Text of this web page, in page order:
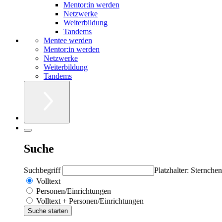
Mentor:in werden
Netzwerke
Weiterbildung
Tandems
Mentee werden
Mentor:in werden
Netzwerke
Weiterbildung
Tandems
Suche
Suchbegriff
Platzhalter:
Volltext
Personen/Einrichtungen
Volltext + Personen/Einrichtungen